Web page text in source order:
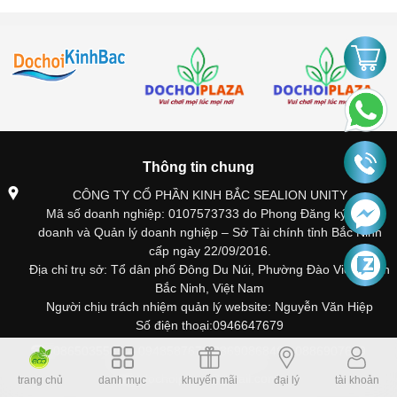
Thông tin chung
CÔNG TY CỔ PHẦN KINH BẮC SEALION UNITY
Mã số doanh nghiệp: 0107573733 do Phong Đăng ký kinh
doanh và Quản lý doanh nghiệp – Sở Tài chính tỉnh Bắc Ninh
cấp ngày 22/09/2016.
Địa chỉ trụ sở: Tổ dân phố Đông Du Núi, Phường Đào Viên, Tỉnh
Bắc Ninh, Việt Nam
Người chịu trách nhiệm quản lý website: Nguyễn Văn Hiệp
Số điện thoại:0946647679
0865035585 – 0948587679 0369086846 - 0886907679
dochoiplaza@gmail.com
trang chủ danh mục khuyến mãi đại lý tài khoản